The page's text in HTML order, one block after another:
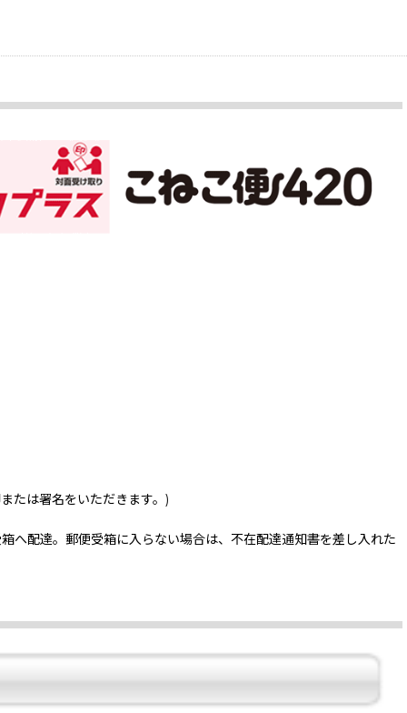
たは署名をいただきます。)
へ配達。郵便受箱に入らない場合は、不在配達通知書を差し入れた